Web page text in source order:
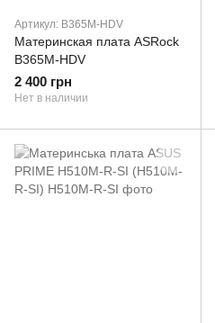
Артикул: B365M-HDV
Материнская плата ASRock
B365M-HDV
2 400 грн
Нет в наличии